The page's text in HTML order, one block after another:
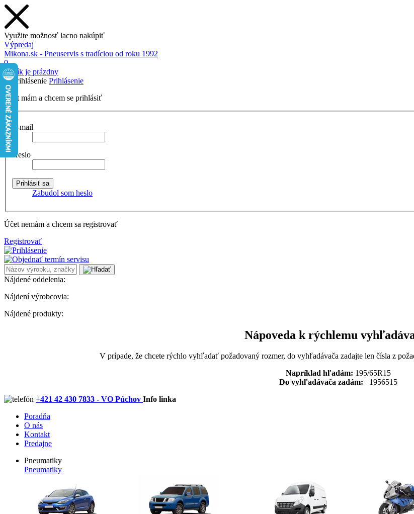
Využite možnosť lacno nakúpiť
Výpredaj
Mikona.sk - Pneuservis s tradíciou od roku 1992
0
Košík je prázdny
Prihlásenie
Účet mám a chcem se prihlásiť
E-mail
Heslo
Zabudol som heslo
Účet nemám a chcem sa registrovať
Registrovať
Nájdené oddelenia:
Nájdení výrobcovia:
Nájdené produkty:
Nápoveda k rýchlemu
V prípade, že chcete rýchlo vyhľadať požadovaný rozmer, do vyhľadávača zadajte len čísla z
Napríklad hľadám: 195/65R15
Do vyhľadávača zadám: 1956515
+421 42 430 7833 - VO Púchov Info linka
Poradňa
O nás
Kontakt
Predajne
Pneumatiky
Pneumatiky